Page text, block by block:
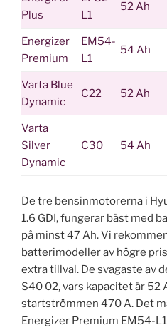
Plus
L1
52 Ah
Energizer
Premium
EM54-
L1
54 Ah
Varta Blue
Dynamic
C22 52 Ah
Varta
Silver
Dynamic
C30 54 Ah
De tre bensinmotorerna i
1.6 GDI, fungerar bäst med
på minst 47 Ah. Vi
batterimodeller av högre
extra tillval. De svagaste av
S40 02, vars kapacitet är 52
startströmmen 470 A. Det
Energizer Premium EM54-